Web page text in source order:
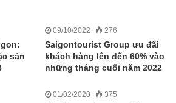
sản
09/10/2022 276
Saigontourist Group ưu đãi
khách hàng lên đến 60% vào
những tháng cuối năm 2022
01/02/2020 375